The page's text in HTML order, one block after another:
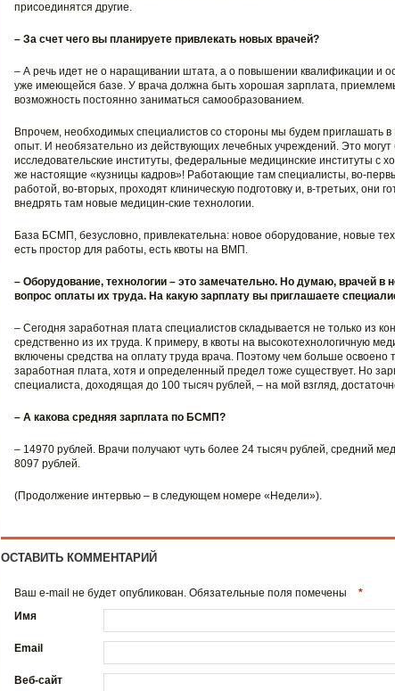
присоединятся другие.
– За счет чего вы планируете привлекать новых врачей?
– А речь идет не о наращивании штата, а о повышении квалификации и
уже имеющейся базе. У врача должна быть хорошая зарплата,
возможность постоянно заниматься самообразованием.
Впрочем, необходимых специалистов со стороны мы будем приглашать
опыт. И необязательно из действующих лечебных учреждений. Это
исследовательские институты, федеральные медицинские институты с
же настоящие «кузницы кадров»! Работающие там специалисты, во-
работой, во-вторых, проходят клиническую подготовку и, в-третьих, они
внедрять там новые медицин-ские технологии.
База БСМП, безусловно, привлекательна: новое оборудование, новые
есть простор для работы, есть квоты на ВМП.
– Оборудование, технологии – это замечательно. Но думаю, врачей в
вопрос оплаты их труда. На какую зарплату вы приглашаете
– Сегодня заработная плата специалистов складывается не только из
средственно из их труда. К примеру, в квоты на высокотехнологичную
включены средства на оплату труда врача. Поэтому чем больше освоено
заработная плата, хотя и определенный предел тоже существует. Но
специалиста, доходящая до 100 тысяч рублей, – на мой взгляд,
– А какова средняя зарплата по БСМП?
– 14970 рублей. Врачи получают чуть более 24 тысяч рублей, средний
8097 рублей.
(Продолжение интервью – в следующем номере «Недели»).
ОСТАВИТЬ КОММЕНТАРИЙ
Ваш e-mail не будет опубликован. Обязательные поля помечены
*
Имя
Email
Веб-сайт